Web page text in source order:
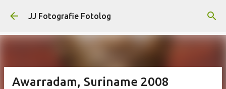
Doorgaan naar hoofdcontent
JJ Fotografie Fotolog
Awarradam, Suriname 2008